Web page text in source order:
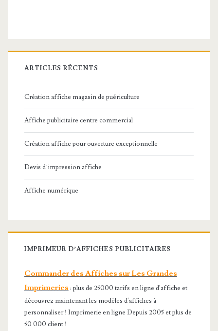
ARTICLES RÉCENTS
Création affiche magasin de puériculture
Affiche publicitaire centre commercial
Création affiche pour ouverture exceptionnelle
Devis d’impression affiche
Affiche numérique
IMPRIMEUR D’AFFICHES PUBLICITAIRES
Commander des Affiches sur Les Grandes
Imprimeries : plus de 25000 tarifs en ligne d'affiche et
découvrez maintenant les modèles d'affiches à
personnaliser ! Imprimerie en ligne Depuis 2005 et plus de
50 000 client !